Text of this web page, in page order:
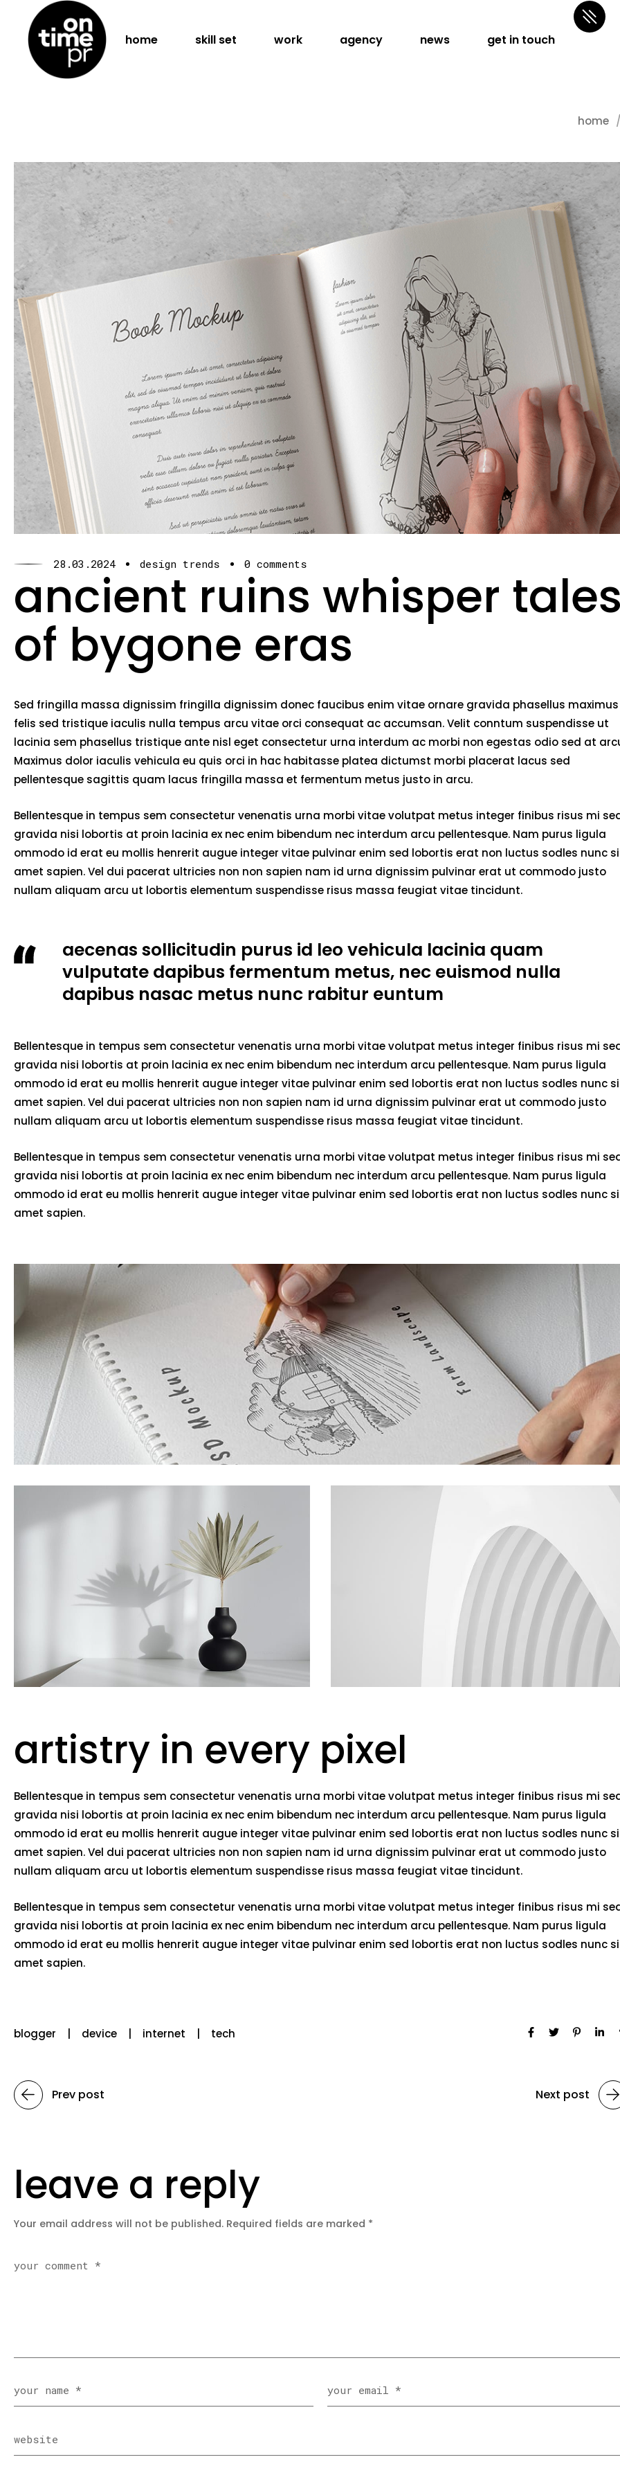
home skill set work agency news get in touch
home
28.03.2024 design trends 0 comments
ancient ruins whisper
of bygone eras
Sed fringilla massa dignissim fringilla dignissim donec faucibus enim vitae ornare gravida phasellus maximus
felis sed tristique iaculis nulla tempus arcu vitae orci consequat ac accumsan. Velit conntum suspendisse ut
lacinia sem phasellus tristique ante nisl eget consectetur urna interdum ac morbi non egestas odio sed at
Maximus dolor iaculis vehicula eu quis orci in hac habitasse platea dictumst morbi placerat lacus sed
pellentesque sagittis quam lacus fringilla massa et fermentum metus justo in arcu.
Bellentesque in tempus sem consectetur venenatis urna morbi vitae volutpat metus integer finibus risus mi
gravida nisi lobortis at proin lacinia ex nec enim bibendum nec interdum arcu pellentesque. Nam purus ligula
ommodo id erat eu mollis henrerit augue integer vitae pulvinar enim sed lobortis erat non luctus sodles nunc
amet sapien. Vel dui pacerat ultricies non non sapien nam id urna dignissim pulvinar erat ut commodo justo
nullam aliquam arcu ut lobortis elementum suspendisse risus massa feugiat vitae tincidunt.
aecenas sollicitudin purus id leo vehicula lacinia quam
vulputate dapibus fermentum metus, nec euismod nulla
dapibus nasac metus nunc rabitur euntum
Bellentesque in tempus sem consectetur venenatis urna morbi vitae volutpat metus integer finibus risus mi
gravida nisi lobortis at proin lacinia ex nec enim bibendum nec interdum arcu pellentesque. Nam purus ligula
ommodo id erat eu mollis henrerit augue integer vitae pulvinar enim sed lobortis erat non luctus sodles nunc
amet sapien. Vel dui pacerat ultricies non non sapien nam id urna dignissim pulvinar erat ut commodo justo
nullam aliquam arcu ut lobortis elementum suspendisse risus massa feugiat vitae tincidunt.
Bellentesque in tempus sem consectetur venenatis urna morbi vitae volutpat metus integer finibus risus mi
gravida nisi lobortis at proin lacinia ex nec enim bibendum nec interdum arcu pellentesque. Nam purus ligula
ommodo id erat eu mollis henrerit augue integer vitae pulvinar enim sed lobortis erat non luctus sodles nunc
amet sapien.
artistry in every pixel
Bellentesque in tempus sem consectetur venenatis urna morbi vitae volutpat metus integer finibus risus mi
gravida nisi lobortis at proin lacinia ex nec enim bibendum nec interdum arcu pellentesque. Nam purus ligula
ommodo id erat eu mollis henrerit augue integer vitae pulvinar enim sed lobortis erat non luctus sodles nunc
amet sapien. Vel dui pacerat ultricies non non sapien nam id urna dignissim pulvinar erat ut commodo justo
nullam aliquam arcu ut lobortis elementum suspendisse risus massa feugiat vitae tincidunt.
Bellentesque in tempus sem consectetur venenatis urna morbi vitae volutpat metus integer finibus risus mi
gravida nisi lobortis at proin lacinia ex nec enim bibendum nec interdum arcu pellentesque. Nam purus ligula
ommodo id erat eu mollis henrerit augue integer vitae pulvinar enim sed lobortis erat non luctus sodles nunc
amet sapien.
blogger device internet tech
Prev post Next post
leave a reply
Your email address will not be published. Required fields are marked *